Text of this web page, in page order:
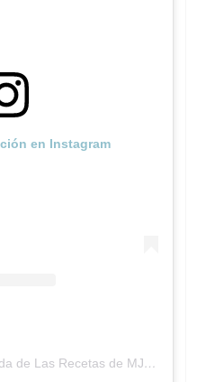
en Instagram
Una publicación compartida de Las Recetas de MJ (@lasrecetasdemj)